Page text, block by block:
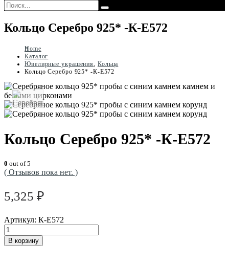
Кольцо Серебро 925* -К-Е572
Home
Каталог
Ювелирные украшения, Кольца
Кольцо Серебро 925* -К-Е572
Кольцо Серебро 925* -К-Е572
0 out of 5
( Отзывов пока нет. )
5,325 ₽
Артикул: К-Е572
В корзину